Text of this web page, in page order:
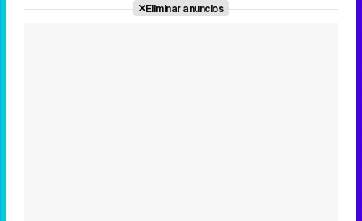
Eliminar anuncios